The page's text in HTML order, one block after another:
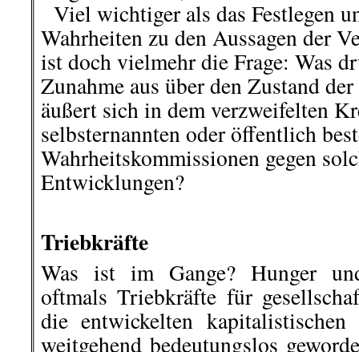
Viel wichtiger als das Festlegen
Wahrheiten zu den Aussagen der
ist doch vielmehr die Frage: Was
Zunahme aus über den Zustand
äußert sich in dem verzweifelten
selbsternannten oder öffentlich
Wahrheitskommissionen gegen
Entwicklungen?
Triebkräfte
Was ist im Gange? Hunger
oftmals Triebkräfte für
die entwickelten
weitgehend bedeutungslos